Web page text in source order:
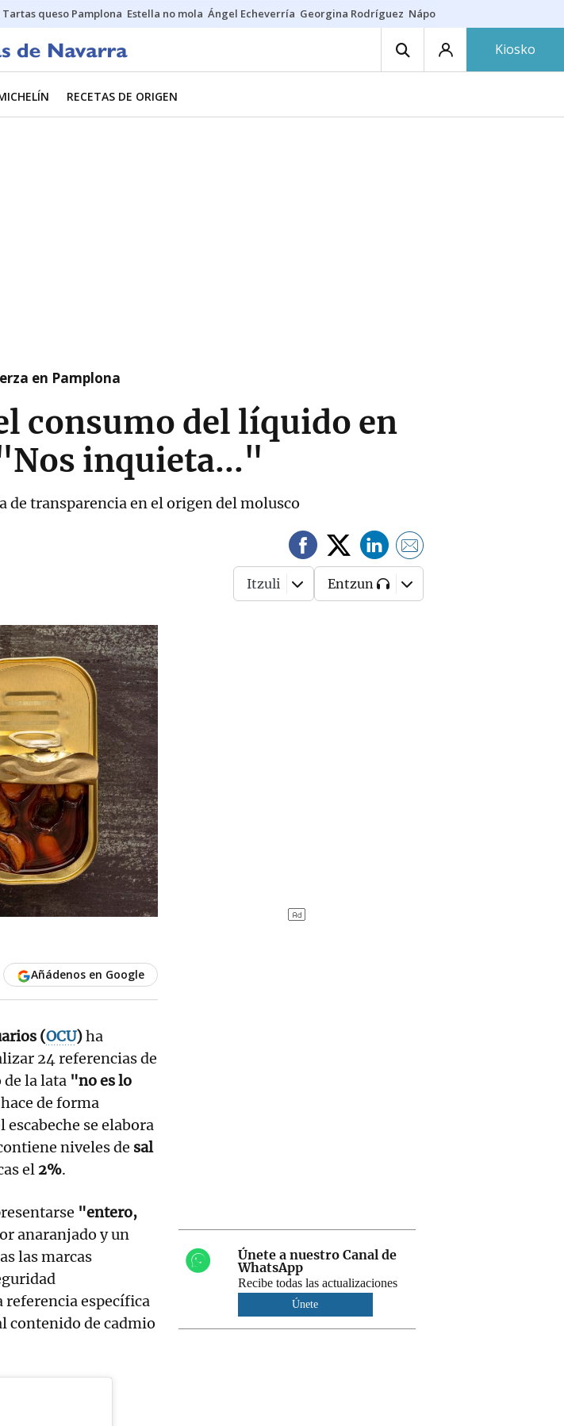
Tartas queso Pamplona Estella no mola Ángel Echeverría Georgina Rodríguez Nápoles - Osasuna
Kiosko
RECETAS DE ORIGEN
en Pamplona
consumo del líquido en
inquieta..."
de transparencia en el origen del molusco
Itzuli Entzun
Añádenos en Google
(OCU)ha
24 referencias de
la lata "no es lo
de forma
se elabora
niveles de sal
el 2%.
"entero,
anaranjado y un
las marcas
específica
contenido de cadmio
Únete a nuestro Canal de
WhatsApp
Recibe todas las actualizaciones
Únete